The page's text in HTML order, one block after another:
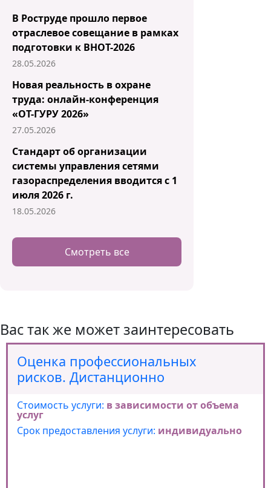
В Роструде прошло первое
отраслевое совещание в рамках
подготовки к ВНОТ-2026
28.05.2026
Новая реальность в охране
труда: онлайн-конференция
«ОТ-ГУРУ 2026»
27.05.2026
Стандарт об организации
системы управления сетями
газораспределения вводится с 1
июля 2026 г.
18.05.2026
Смотреть все
Вас так же может заинтересовать
Оценка профессиональных
рисков. Дистанционно
Стоимость услуги: в зависимости от объема
услуг
Срок предоставления услуги: индивидуально